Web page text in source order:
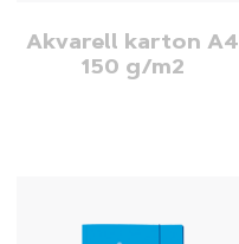
Akvarell karton A4
150 g/m2